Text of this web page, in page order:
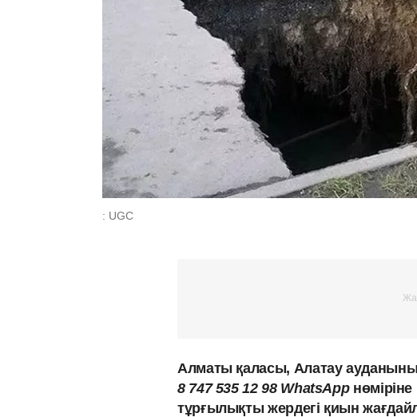
: UGC
Алматы қаласы, Алатау
8 747 535 12 98 WhatsApp
тұрғылықты жердегі қиын